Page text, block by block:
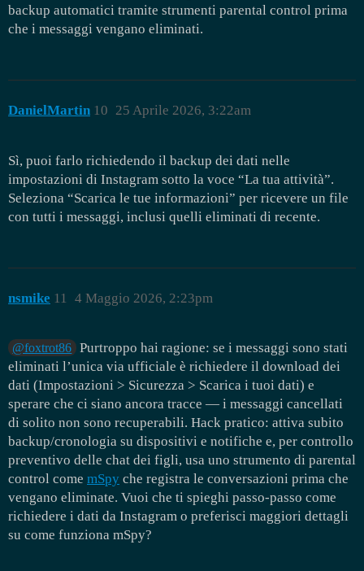
backup automatici tramite strumenti parental control prima
che i messaggi vengano eliminati.
DanielMartin 25 Aprile 2026, 3:22am
10
Sì, puoi farlo richiedendo il backup dei dati nelle
impostazioni di Instagram sotto la voce “La tua attività”.
Seleziona “Scarica le tue informazioni” per ricevere un file
con tutti i messaggi, inclusi quelli eliminati di recente.
nsmike 4 Maggio 2026, 2:23pm
11
@foxtrot86 Purtroppo hai ragione: se i messaggi sono stati
eliminati l’unica via ufficiale è richiedere il download dei
dati (Impostazioni > Sicurezza > Scarica i tuoi dati) e
sperare che ci siano ancora tracce — i messaggi cancellati
di solito non sono recuperabili. Hack pratico: attiva subito
backup/cronologia su dispositivi e notifiche e, per controllo
preventivo delle chat dei figli, usa uno strumento di parental
control come mSpy che registra le conversazioni prima che
vengano eliminate. Vuoi che ti spieghi passo-passo come
richiedere i dati da Instagram o preferisci maggiori dettagli
su come funziona mSpy?